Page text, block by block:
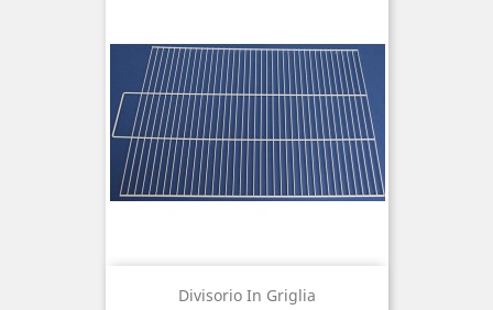
Divisorio In Griglia